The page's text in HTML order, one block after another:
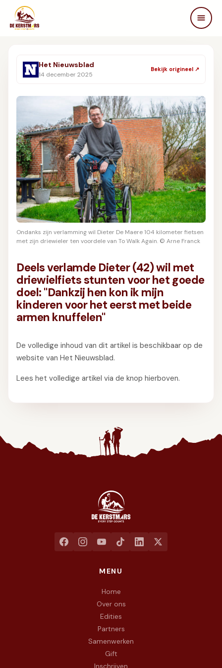
Over ons
Beleving
Partners
Samenwerken
In de media
Contact
GIFT INSCHRIJVEN
Het Nieuwsblad
14 december 2025
Bekijk origineel ↗
Ondanks zijn verlamming wil Dieter De Maere 104 kilometer fietsen
met zijn driewieler ten voordele van To Walk Again. © Arne Franck
Deels verlamde Dieter (42) wil met
driewielfiets stunten voor het goede
doel: "Dankzij hen kon ik mijn
kinderen voor het eerst met beide
armen knuffelen"
De volledige inhoud van dit artikel is beschikbaar op de
website van Het Nieuwsblad.
Lees het volledige artikel via de knop hierboven.
Jaarlijkse liefdadigheidswandeling ten voordele van het
MENU
Home
Over ons
Edities
Partners
Samenwerken
Gift
Inschrijven